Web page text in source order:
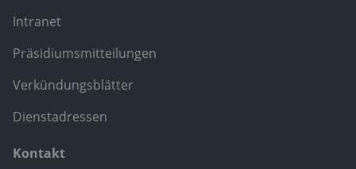
Intranet
Präsidiumsmitteilungen
Verkündungsblätter
Dienstadressen
Kontakt